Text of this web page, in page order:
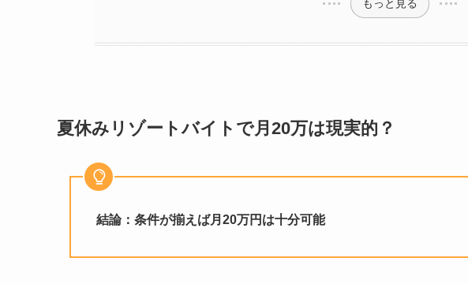
もっと見る
夏休みリゾートバイトで月 20万は現実的？
結論：条件が揃えば月20万円は十分可能